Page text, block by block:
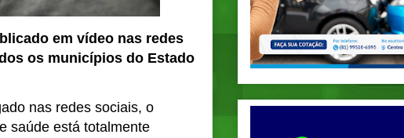
em vídeo nas redes
os municípios do Estado
nas redes sociais, o
saúde está totalmente